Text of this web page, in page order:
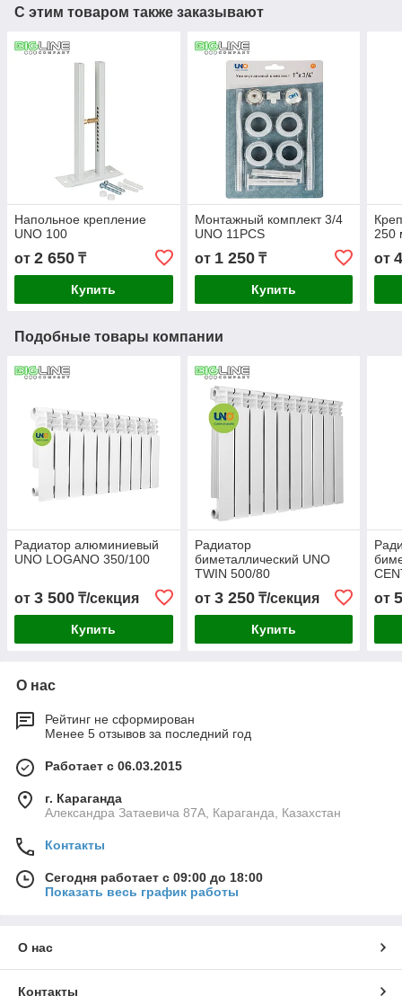
С этим товаром также заказывают
Напольное крепление
UNO 100
от 2 650 ₸
Купить
Монтажный комплект 3/4
UNO 11PCS
от 1 250₸
Купить
250
от
Подобные товары компании
Радиатор алюминиевый
UNO LOGANO 350/100
от 3 500 ₸/секция
Купить
Радиатор
биметаллический UNO
TWIN 500/80
от 3 250₸/секция
Купить
от
О нас
Рейтинг не сформирован
Менее 5 отзывов за последний год
Работает с 06.03.2015
г. Караганда
Александра Затаевича 87А, Караганда, Казахстан
Контакты
Сегодня работает с 09:00 до 18:00
Показать весь график работы
О нас
Контакты